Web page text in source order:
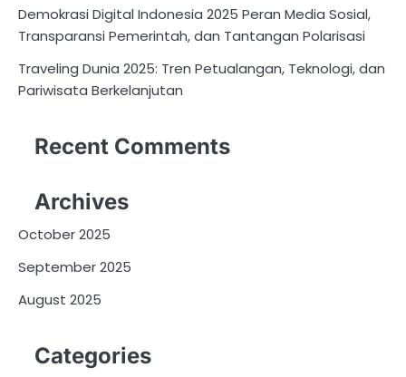
Demokrasi Digital Indonesia 2025 Peran Media Sosial,
Transparansi Pemerintah, dan Tantangan Polarisasi
Traveling Dunia 2025: Tren Petualangan, Teknologi, dan
Pariwisata Berkelanjutan
Recent Comments
Archives
October 2025
September 2025
August 2025
Categories